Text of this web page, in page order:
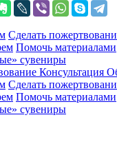
Сделать
Помочь материалами
сувениры
Консультация
Сделать
Помочь материалами
сувениры